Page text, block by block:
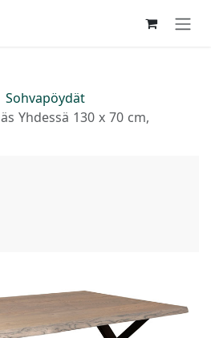
Sohvapöydät
Yhdessä 130 x 70 cm,